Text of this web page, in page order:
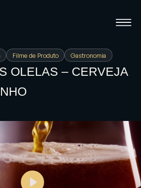
Filme de Produto Gastronomia
OLELAS – CERVEJA